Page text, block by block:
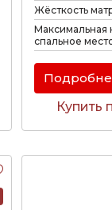
Жёсткость
Максимальная
спальное
Купить